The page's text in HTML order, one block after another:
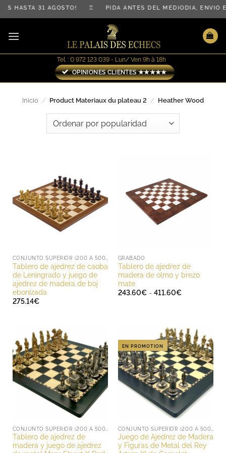
Saltar
al
contenido
31 AGOSTO! ♖ PIDA ANTES DEL MEDIODÍA, ENVÍO
Tel. : 0 972 123 039 - Lun/ Ven 9h à 18h
OPINIONES CLIENTES ★★★★★
Inicio / Product Materiaux du plateau 2 / Heather Wood
Tablero de ajedrez de caoba
de Leningrado y juego de
ajedrez de madera de boj
ebonizada
275.14€
GRABADO
Tablero de ajedrez de
madera de olmo y brezo
mate
243.60€ - 411.60€Rango
411.60€
Tablero de ajedrez de
madera y juego de ajedrez
EN PROMOTION
Juego de Ajedrez de Madera
y Figuras de Metal del Rey